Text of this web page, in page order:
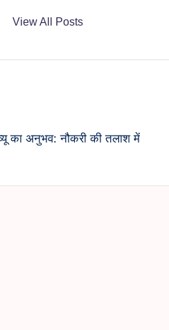
View All Posts
का अनुभव: नौकरी की तलाश में